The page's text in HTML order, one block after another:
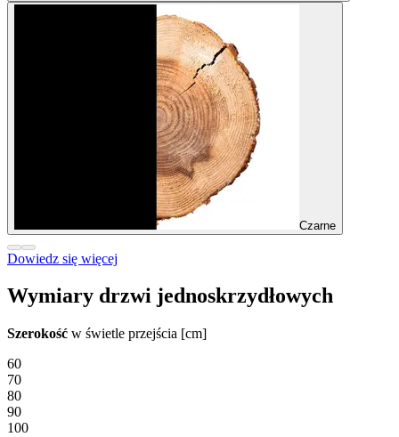
Czarne
Dowiedz się więcej
Wymiary drzwi jednoskrzydłowych
Szerokość w świetle przejścia [cm]
60
70
80
90
100